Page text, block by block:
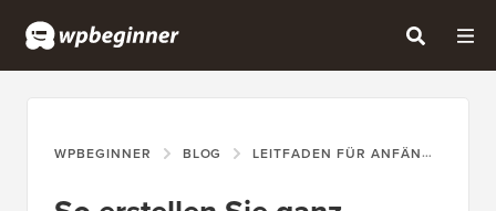
WPBEGINNER BLOG LEITFADEN FÜR ANFÄNGER